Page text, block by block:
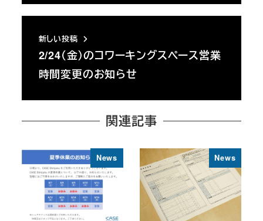
新しい投稿
2/24（金）のコワーキングスペース営業
時間変更のお知らせ
関連記事
News News